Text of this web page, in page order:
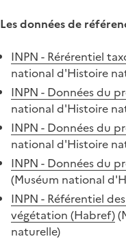
Les données de
INPN - Rérérentiel
national d'Histoire
INPN - Données du
national d'Histoire
INPN - Données du
national d'Histoire
INPN - Données du
(Muséum national
INPN - Référentiel
végétation (Habref)
naturelle)